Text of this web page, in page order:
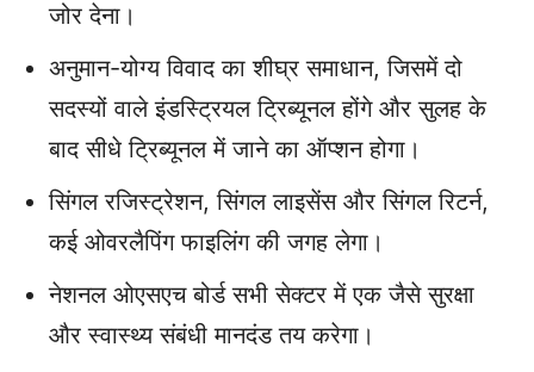
जोर देना।
अनुमान-योग्‍य विवाद का शीघ्र समाधान, जिसमें दो
सदस्यों वाले इंडस्ट्रियल ट्रिब्यूनल होंगे और सुलह के
बाद सीधे ट्रिब्यूनल में जाने का ऑप्शन होगा।
सिंगल रजिस्ट्रेशन, सिंगल लाइसेंस और सिंगल रिटर्न,
कई ओवरलैपिंग फाइलिंग की जगह लेगा।
नेशनल ओएसएच बोर्ड सभी सेक्टर में एक जैसे सुरक्षा
और स्‍वास्‍थ्‍य संबंधी मानदंड तय करेगा।